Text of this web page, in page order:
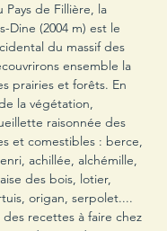
de Fillière, la
Dine (2004 m) est le
du massif des
ensemble la
prairies et forêts. En
la végétation,
raisonnée des
et comestibles : berce,
achillée, alchémille,
des bois, lotier,
origan, serpolet....
recettes à faire chez